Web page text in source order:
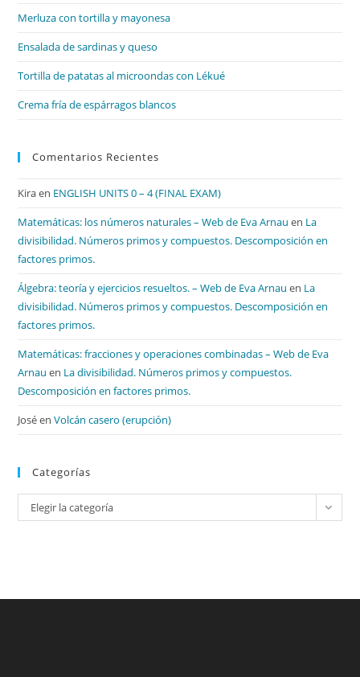
Merluza con tortilla y mayonesa
Ensalada de sardinas y queso
Tortilla de patatas al microondas con Lékué
Crema fría de espárragos blancos
Comentarios Recientes
Kiraen ENGLISH UNITS 0 – 4 (FINAL EXAM)
Matemáticas: los números naturales – Web de Eva Arnau en La
divisibilidad. Números primos y compuestos. Descomposición en
factores primos.
Álgebra: teoría y ejercicios resueltos. – Web de Eva Arnau en La
divisibilidad. Números primos y compuestos. Descomposición en
factores primos.
Matemáticas: fracciones y operaciones combinadas – Web de Eva
Arnau en La divisibilidad. Números primos y compuestos.
Descomposición en factores primos.
JoséenVolcán casero (erupción)
Categorías
Categorías
Elegir la categoría